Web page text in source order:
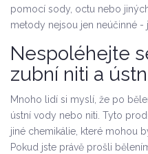
pomocí sody, octu nebo
metody nejsou jen neúčinné -
Nespoléhejte
zubní niti a
Mnoho lidí si myslí, že po
ústní vody nebo niti. Tyto
jiné chemikálie, které mohou
Pokud jste právě prošli